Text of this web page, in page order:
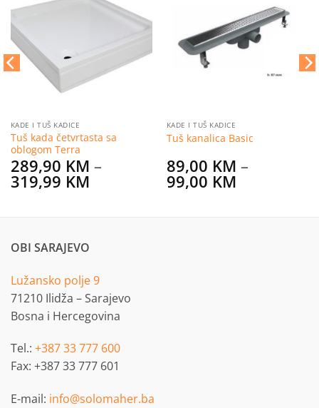
Dodaj
na
KADE I TUŠ KADICE
Tuš kada četvrtasta sa
oblogom Terra
289,90 KM –
319,99 KMPrice
319,99 KM
Dodaj
na
listu
KADE I TUŠ KADICE
Tuš kanalica Basic
89,00 KM –
99,00 KMPrice
OBI SARAJEVO
Lužansko polje 9
71210 Ilidža – Sarajevo
Bosna i Hercegovina
Tel.: +387 33 777 600
Fax: +387 33 777 601
E-mail: info@solomaher.ba